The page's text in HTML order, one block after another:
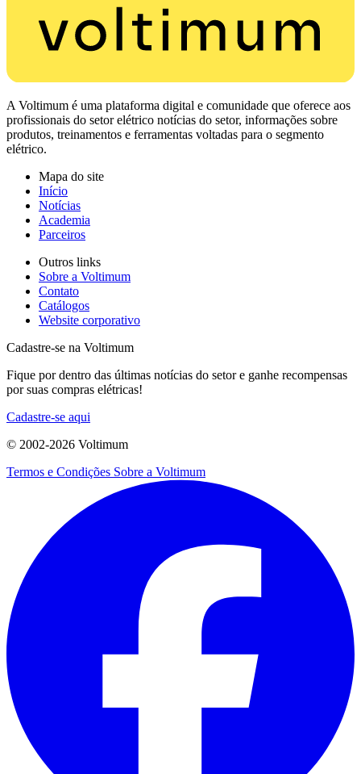
A Voltimum é uma plataforma digital e comunidade que oferece aos
profissionais do setor elétrico notícias do setor, informações sobre
produtos, treinamentos e ferramentas voltadas para o segmento
elétrico.
Mapa do site
Início
Notícias
Academia
Parceiros
Outros links
Sobre a Voltimum
Contato
Catálogos
Website corporativo
Cadastre-se na Voltimum
Fique por dentro das últimas notícias do setor e ganhe recompensas
por suas compras elétricas!
Cadastre-se aqui
© 2002-2026 Voltimum
Termos e Condições Sobre a Voltimum